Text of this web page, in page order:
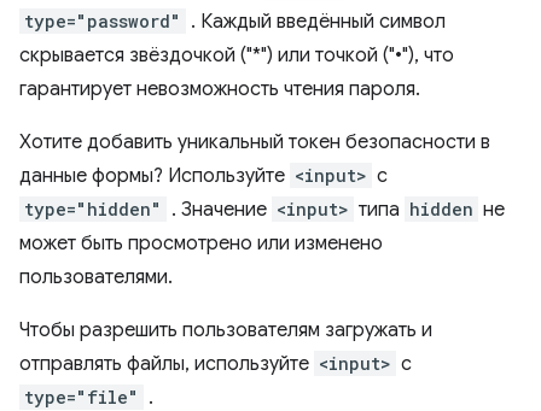
type="password"
. Каждый введённый символ
скрывается звёздочкой ("*") или точкой ("•"), что
гарантирует невозможность чтения пароля.
Хотите добавить уникальный токен безопасности в
данные формы? Используйте <input> с
type="hidden" . Значение <input> типа hidden не
может быть просмотрено или изменено
пользователями.
Чтобы разрешить пользователям загружать и
отправлять файлы, используйте <input> с
type="file" .